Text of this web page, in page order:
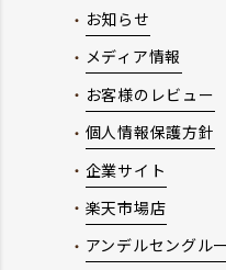
お知らせ
メディア情報
お客様のレビュー
個人情報保護方針
企業サイト
楽天市場店
アンデルセングル